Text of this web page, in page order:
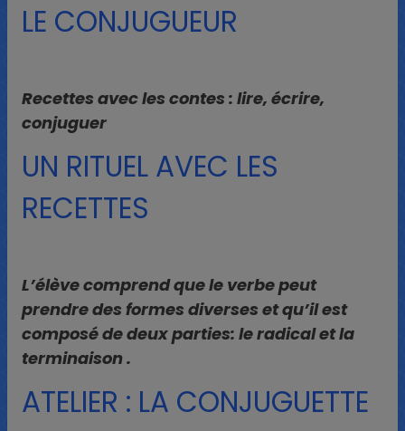
LE CONJUGUEUR
Recettes avec les contes : lire, écrire,
conjuguer
UN RITUEL AVEC LES
RECETTES
L’élève comprend que le verbe peut
prendre des formes diverses et qu’il est
composé de deux parties: le radical et la
terminaison .
ATELIER : LA CONJUGUETTE